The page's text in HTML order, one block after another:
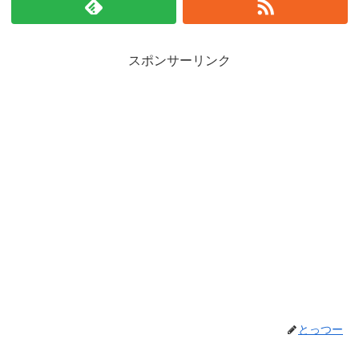
スポンサーリンク
とっつー